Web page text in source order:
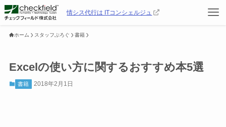
情シス代行は ITコンシェルジュ
ホーム スタッフぶろぐ 書籍
Excelの使い方に関するおすすめ本5選
書籍 2018年2月1日